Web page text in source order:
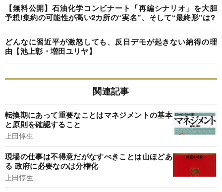
【無料公開】石油化学コンビナート「再編シナリオ」を大胆
予想!集約の可能性が高い2カ所の“実名”、そして“最終形”は?
どんなに習近平が激怒しても、反日デモが起きない納得の理
由【池上彰・増田ユリヤ】
関連記事
転換期にあって重要なことはマネジメントの基本
と原則を確認すること
上田惇生
現場の仕事は不得意だがなすべきことは山ほどあ
る 政府に必要なのは分権化
上田惇生